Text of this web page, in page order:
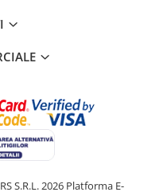
S.R.L. 2026 Platforma E-